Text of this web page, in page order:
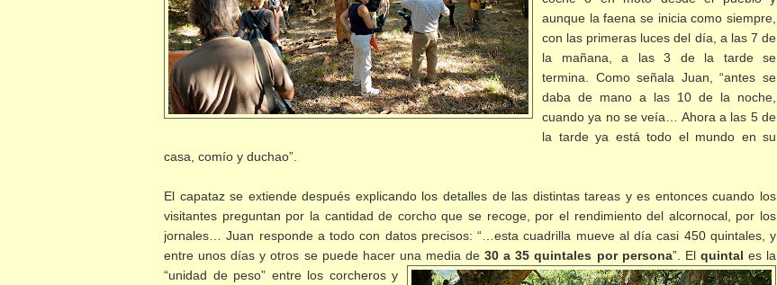
aunque la faena se inicia como siempre,
con las primeras luces del día, a las 7 de
la mañana, a las 3 de la tarde se
termina. Como señala Juan, “antes se
daba de mano a las 10 de la noche,
cuando ya no se veía… Ahora a las 5 de
la tarde ya está todo el mundo en su
casa, comío y duchao”.
El capataz se extiende después explicando los detalles de las distintas tareas y es entonces cuando los
visitantes preguntan por la cantidad de corcho que se recoge, por el rendimiento del alcornocal, por los
jornales… Juan responde a todo con datos precisos: “…esta cuadrilla mueve al día casi 450 quintales, y
entre unos días y otros se puede hacer una media de30 a 35quintales por persona”. El quintal es la
“unidad de peso” entre los corcheros y